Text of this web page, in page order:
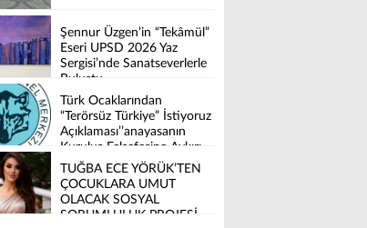
Şennur Üzgen’in “Tekâmül”
Eseri UPSD 2026 Yaz
Sergisi’nde Sanatseverlerle
Buluştu
Türk Ocaklarından
“Terörsüz Türkiye” İstiyoruz
Açıklaması’’anayasanın
Kuruluş Felsefesine Aykırı
Düzenleme İstemiyoruz’’
TUĞBA ECE YÖRÜK’TEN
ÇOCUKLARA UMUT
OLACAK SOSYAL
SORUMLULUK PROJESİ